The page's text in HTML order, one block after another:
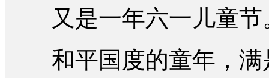
又是一年六一儿童节
和平国度的童年，满